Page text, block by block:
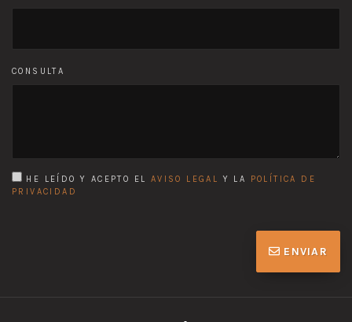
CONSULTA
HE LEÍDO Y ACEPTO EL AVISO LEGAL Y LA
POLÍTICA DE
PRIVACIDAD
ENVIAR